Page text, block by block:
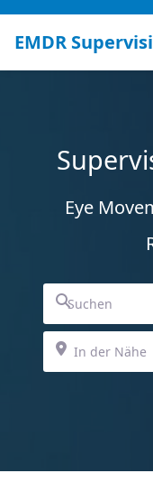
EMDR
Eye
Suchen
In der Nähe